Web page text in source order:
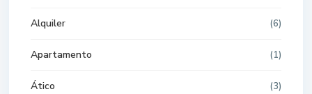
Alquiler (6)
Apartamento (1)
Ático (3)